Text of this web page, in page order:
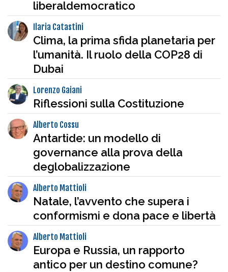
liberaldemocratico
Ilaria Catastini
Clima, la prima sfida planetaria per
l’umanità. Il ruolo della COP28 di
Dubai
Lorenzo Gaiani
Riflessioni sulla Costituzione
Alberto Cossu
Antartide: un modello di
governance alla prova della
deglobalizzazione
Alberto Mattioli
Natale, l’avvento che supera i
conformismi e dona pace e libertà
Alberto Mattioli
Europa e Russia, un rapporto
antico per un destino comune?